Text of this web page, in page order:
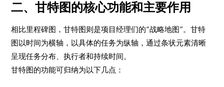
二、甘特图的核心功能和主要作用
相比里程碑图，甘特图则是项目经理们的“战略地图”。甘特
图以时间为横轴，以具体的任务为纵轴，通过条状元素清晰
呈现任务分布、执行者和持续时间。
甘特图的功能可归纳为以下几点：